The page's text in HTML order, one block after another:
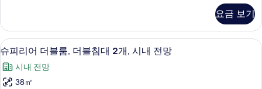
대
개,
시
내
룸,
킹
사
이
즈
침
요금 보기
슈
피
리
7
슈피리어 더블룸, 더블침대 2개, 시내 전망
시내 전망
38㎡